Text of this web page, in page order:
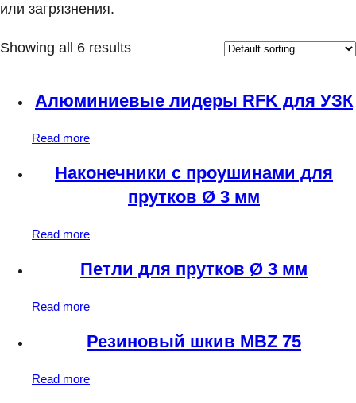
или загрязнения.
Showing all 6 results
Алюминиевые лидеры RFK для УЗК
Read more
Наконечники с проушинами для
прутков Ø 3 мм
Read more
Петли для прутков Ø 3 мм
Read more
Резиновый шкив MBZ 75
Read more